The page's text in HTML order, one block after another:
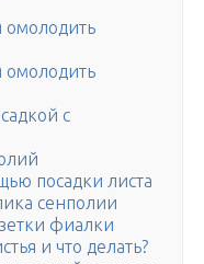
омолодить
омолодить
с
посадки листа
сенполии
фиалки
и что делать?